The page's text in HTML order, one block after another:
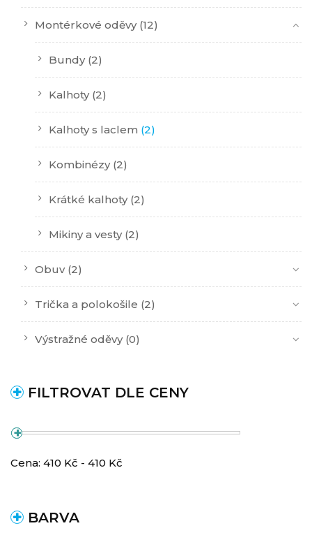
Montérkové oděvy (12)
Bundy (2)
Kalhoty (2)
Kalhoty s laclem (2)
Kombinézy (2)
Krátké kalhoty (2)
Mikiny a vesty (2)
Obuv (2)
Trička a polokošile (2)
Výstražné oděvy (0)
FILTROVAT DLE CENY
Cena: 410 Kč - 410 Kč
BARVA